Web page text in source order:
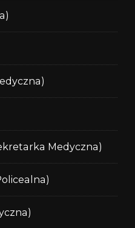
Medyczna)